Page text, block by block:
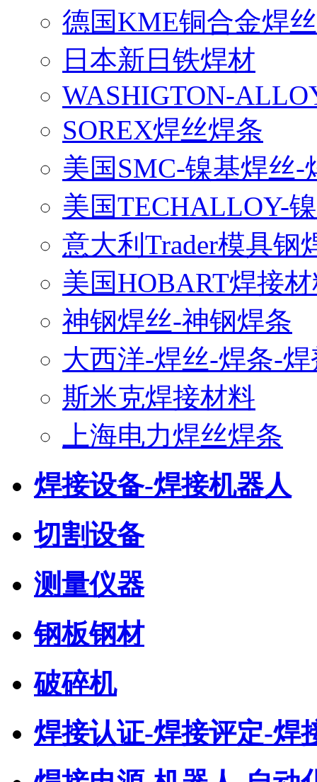
德国KME铜合金焊丝
日本新日铁焊材
WASHIGTON-
SOREX焊丝焊条
美国SMC-镍基焊丝-
美国TECHALLOY-
意大利Trader模具钢
美国HOBART焊接
神钢焊丝-神钢焊条
大西洋-焊丝-焊条-焊
斯米克焊接材料
上海电力焊丝焊条
焊接设备-焊接机器人
切割设备
测量仪器
钢板钢材
破碎机
焊接认证-焊接评定-焊